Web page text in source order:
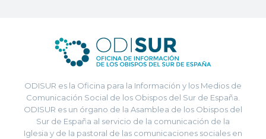
ODISUR es la Oficina para la Información y los Medios de
Comunicación Social de los Obispos del Sur de España.
ODISUR es un órgano de la Asamblea de los Obispos del
Sur de España al servicio de la comunicación de la
Iglesia y de la pastoral de las comunicaciones sociales en